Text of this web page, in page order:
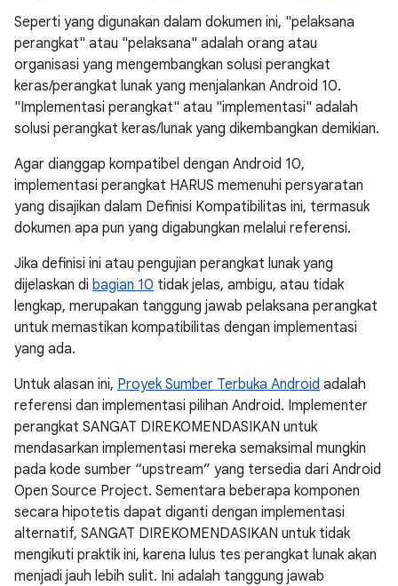
Seperti yang digunakan dalam dokumen ini, "pelaksana
perangkat" atau "pelaksana" adalah orang atau
organisasi yang mengembangkan solusi perangkat
keras/perangkat lunak yang menjalankan Android 10.
"Implementasi perangkat" atau "implementasi" adalah
solusi perangkat keras/lunak yang dikembangkan demikian.
Agar dianggap kompatibel dengan Android 10,
implementasi perangkat HARUS memenuhi persyaratan
yang disajikan dalam Definisi Kompatibilitas ini, termasuk
dokumen apa pun yang digabungkan melalui referensi.
Jika definisi ini atau pengujian perangkat lunak yang
dijelaskan di bagian 10 tidak jelas, ambigu, atau tidak
lengkap, merupakan tanggung jawab pelaksana perangkat
untuk memastikan kompatibilitas dengan implementasi
yang ada.
Untuk alasan ini, Proyek Sumber Terbuka Android adalah
referensi dan implementasi pilihan Android. Implementer
perangkat SANGAT DIREKOMENDASIKAN untuk
mendasarkan implementasi mereka semaksimal mungkin
pada kode sumber “upstream” yang tersedia dari Android
Open Source Project. Sementara beberapa komponen
secara hipotetis dapat diganti dengan implementasi
alternatif, SANGAT DIREKOMENDASIKAN untuk tidak
mengikuti praktik ini, karena lulus tes perangkat lunak akan
menjadi jauh lebih sulit. Ini adalah tanggung jawab